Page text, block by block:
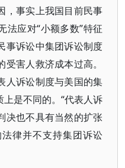
，事实上我国目前民事
法应对“小额多数”特征
事诉讼中集团诉讼制度
害人救济成本过高。
人诉讼制度与美国的集
是不同的。“代表人诉
决也不具有当然的扩张
律并不支持集团诉讼